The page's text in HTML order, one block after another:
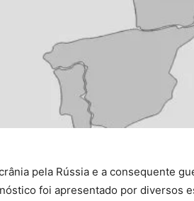
pela Rússia e a consequente
foi apresentado por diversos